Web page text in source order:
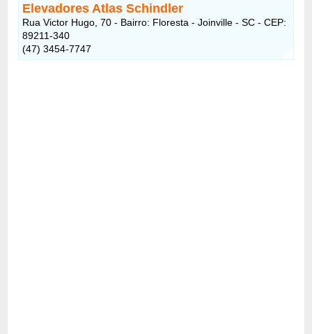
Elevadores Atlas Schindler
Rua Victor Hugo, 70 - Bairro: Floresta - Joinville - SC - CEP:
89211-340
(47) 3454-7747